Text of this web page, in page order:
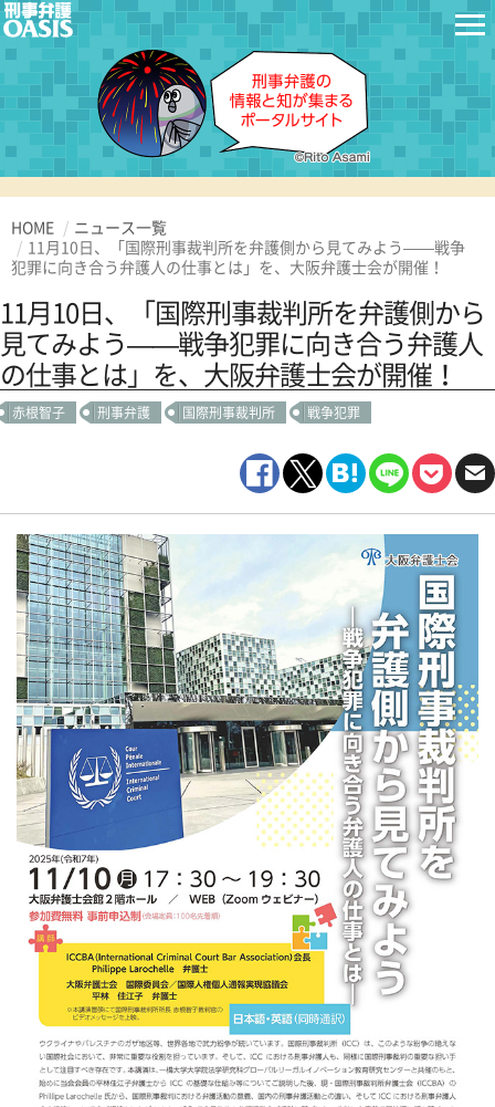
HOME
ニュース一覧
11月10日、「国際刑事裁判所を弁護側から見てみよう——戦争
犯罪に向き合う弁護人の仕事とは」を、大阪弁護士会が開催！
11月10日、「国際刑事裁判所を弁護側から
見てみよう——戦争犯罪に向き合う弁護人
の仕事とは」を、大阪弁護士会が開催！
赤根智子 刑事弁護 国際刑事裁判所 戦争犯罪